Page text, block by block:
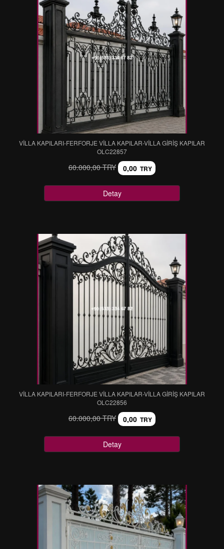
VİLLA KAPILARI-FERFORJE VİLLA KAPILAR-VİLLA GİRİŞ KAPILAR
OLC22857
60.000,00 TRY 0,00 TRY
Detay
VİLLA KAPILARI-FERFORJE VİLLA KAPILAR-VİLLA GİRİŞ KAPILAR
OLC22856
60.000,00 TRY 0,00 TRY
Detay